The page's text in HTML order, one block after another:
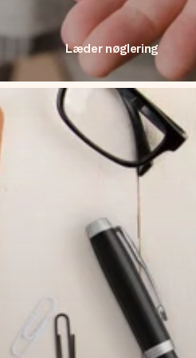
Læder nøglering